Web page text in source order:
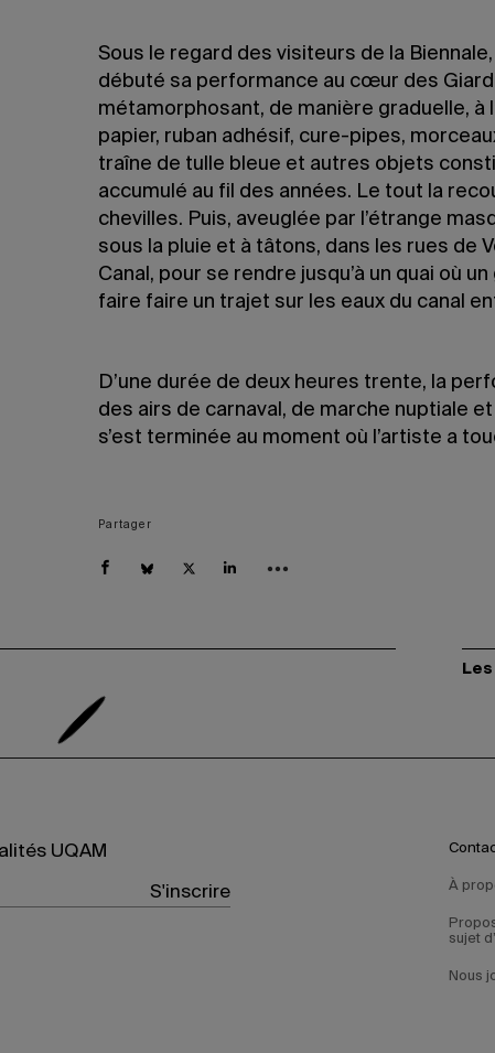
Sous le regard des visiteurs de la
débuté sa performance au cœur des
métamorphosant, de manière graduelle, à
papier, ruban adhésif, cure-pipes,
traîne de tulle bleue et autres objets
accumulé au fil des années. Le tout la
chevilles. Puis, aveuglée par l’étrange
sous la pluie et à tâtons, dans les rues de
Canal, pour se rendre jusqu’à un quai où
faire faire un trajet sur les eaux du canal
D’une durée de deux heures trente, la
des airs de carnaval, de marche nuptiale
s’est terminée au moment où l’artiste a
Partager
UQAM
S'inscrire À
sujet
Nous